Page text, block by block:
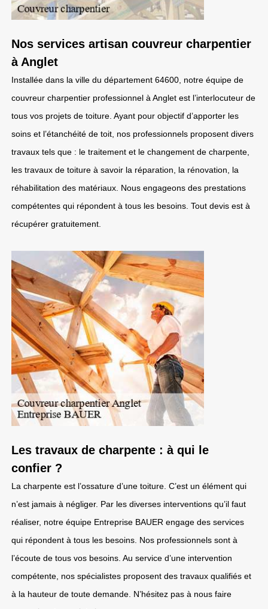
Nos services artisan couvreur charpentier
à Anglet
Installée dans la ville du département 64600, notre équipe de
couvreur charpentier professionnel à Anglet est l’interlocuteur de
tous vos projets de toiture. Ayant pour objectif d’apporter les
soins et l’étanchéité de toit, nos professionnels proposent divers
travaux tels que : le traitement et le changement de charpente,
les travaux de toiture à savoir la réparation, la rénovation, la
réhabilitation des matériaux. Nous engageons des prestations
compétentes qui répondent à tous les besoins. Tout devis est à
récupérer gratuitement.
Les travaux de charpente : à qui le
confier ?
La charpente est l’ossature d’une toiture. C’est un élément qui
n’est jamais à négliger. Par les diverses interventions qu’il faut
réaliser, notre équipe Entreprise BAUER engage des services
qui répondent à tous les besoins. Nos professionnels sont à
l’écoute de tous vos besoins. Au service d’une intervention
compétente, nos spécialistes proposent des travaux qualifiés et
à la hauteur de toute demande. N’hésitez pas à nous faire